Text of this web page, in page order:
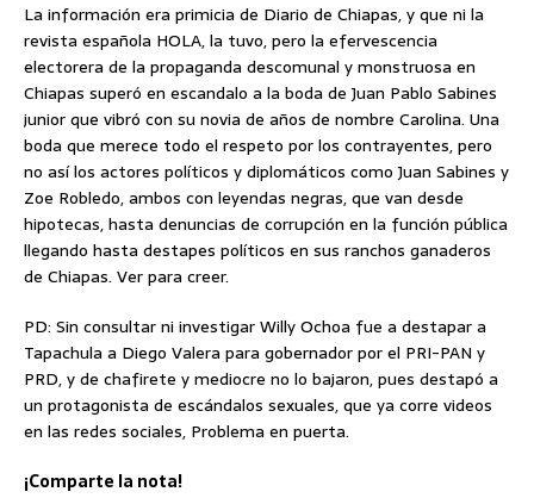
La información era primicia de Diario de Chiapas, y que ni la
revista española HOLA, la tuvo, pero la efervescencia
electorera de la propaganda descomunal y monstruosa en
Chiapas superó en escandalo a la boda de Juan Pablo Sabines
junior que vibró con su novia de años de nombre Carolina. Una
boda que merece todo el respeto por los contrayentes, pero
no así los actores políticos y diplomáticos como Juan Sabines y
Zoe Robledo, ambos con leyendas negras, que van desde
hipotecas, hasta denuncias de corrupción en la función pública
llegando hasta destapes políticos en sus ranchos ganaderos
de Chiapas. Ver para creer.
PD: Sin consultar ni investigar Willy Ochoa fue a destapar a
Tapachula a Diego Valera para gobernador por el PRI-PAN y
PRD, y de chafirete y mediocre no lo bajaron, pues destapó a
un protagonista de escándalos sexuales, que ya corre videos
en las redes sociales, Problema en puerta.
¡Comparte la nota!